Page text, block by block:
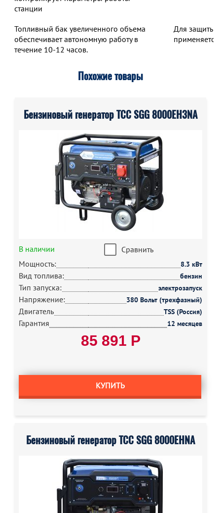
станции
Топливный бак увеличенного объема
обеспечивает автономную работу в
течение 10-12 часов.
Для защиты
Похожие товары
Бензиновый генератор ТСС SGG 8000EH3NA
В наличии
Сравнить
Мощность:
8.3 кВт
Вид топлива: бензин
Тип запуска: электрозапуск
Напряжение: 380 Вольт (трехфазный)
Двигатель TSS (Россия)
Гарантия 12 месяцев
85 891 Р
КУПИТЬ
Бензиновый генератор ТСС SGG 8000EHNA